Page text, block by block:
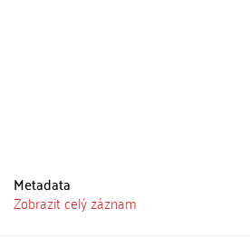
Metadata
Zobrazit celý záznam